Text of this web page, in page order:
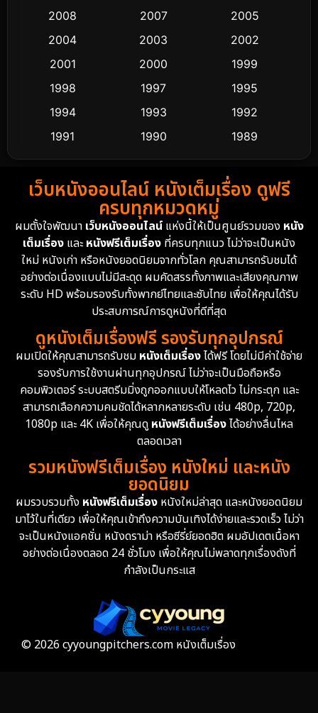
Crime อาชญากรรม
Cult Film
Dance เต้น
Detective สืบสวน
Detective สืบสวน
Disney+ 4
Documentary สารคดี 94
Drama ดราม่า
Dystopian 16
Emotional 61
Epic มหากาพย์ 216
Family ครอบครัว 360
Fantasy จินตนาการ 327
Fiction 9
2008
2007
2005
2004
2003
2002
2001
2000
1999
1998
1997
1995
1994
1993
1992
1991
1990
1989
1988
1986
1985
1983
1982
1981
1974
1962
เว็บหนังออนไลน์ หนังเต็มเรื่อง ดูฟรี
ครบทุกหมวดหมู่
ผมตั้งใจพัฒนา เว็บหนังออนไลน์แห่งนี้ให้เป็นศูนย์รวมของ หนัง
เต็มเรื่อง และหนังฟรีเต็มเรื่อง ที่ครบทุกแนว ไม่ว่าจะเป็นหนัง
ใหม่ หนังเก่า หรือหนังยอดนิยมจากทั่วโลก คุณสามารถรับชมได้
อย่างต่อเนื่องแบบไม่มีสะดุด ผมคัดสรรทั้งภาพและเสียงคุณภาพ
ระดับ HD พร้อมรองรับทั้งพากย์ไทยและซับไทย เพื่อให้คุณได้รับ
ประสบการณ์การดูหนังที่ดีที่สุด
ดูหนังเต็มเรื่องฟรี รองรับทุกอุปกรณ์
ผมเปิดให้คุณสามารถรับชม หนังเต็มเรื่องได้ฟรี โดยไม่มีค่าใช้จ่าย
รองรับการใช้งานผ่านทุกอุปกรณ์ ไม่ว่าจะเป็นมือถือหรือ
คอมพิวเตอร์ ระบบสตรีมมิ่งถูกออกแบบให้โหลดไว ไม่กระตุก และ
สามารถเลือกความคมชัดได้หลากหลายระดับ เช่น 480p, 720p,
1080p และ 4K เพื่อให้คุณดู หนังฟรีเต็มเรื่องได้อย่างลื่นไหล
ตลอดเวลา
รวมหนังฟรีเต็มเรื่อง หนังใหม่ และหนัง
ยอดนิยม
ผมรวบรวมทั้ง หนังฟรีเต็มเรื่อง หนังใหม่ล่าสุด และหนังยอดนิยม
มาไว้ในที่เดียว เพื่อให้คุณเข้าถึงความบันเทิงได้ง่ายและรวดเร็ว ไม่ว่า
จะเป็นหนังแอคชั่น หนังดราม่า หรือซีรี่ย์ยอดฮิต ผมอัปเดตเนื้อหา
อย่างต่อเนื่องตลอด 24 ชั่วโมง เพื่อให้คุณไม่พลาดทุกเรื่องดังที่
กำลังเป็นกระแส
© 2026 cyyoungpitchers.com หนังเต็มเรื่อง